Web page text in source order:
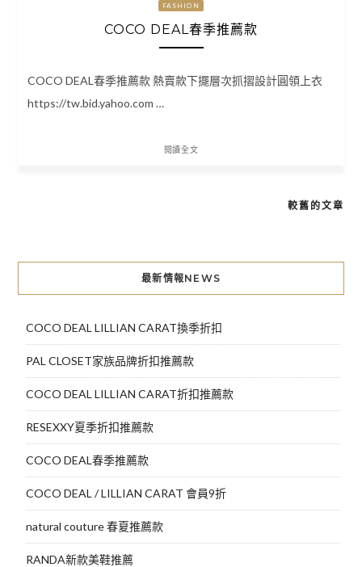
FASHION
COCO DEAL春季推薦款
COCO DEAL春季推薦款 熱賣款下擺層次抓摺設計圓領上衣
https://tw.bid.yahoo.com …
閱讀全文
導
覽
較舊的文章
最新情報NEWS
COCO DEAL LILLIAN CARAT換季折扣
PAL CLOSET家族品牌折扣推薦款
COCO DEAL LILLIAN CARAT折扣推薦款
RESEXXY夏季折扣推薦款
COCO DEAL春季推薦款
COCO DEAL / LILLIAN CARAT 會員9折
natural couture 春夏推薦款
RANDA新款美鞋推薦